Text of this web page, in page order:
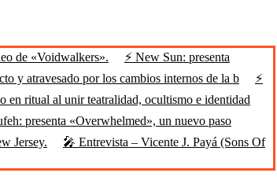
de «Voidwalkers».
⚡ New Sun: presenta
y atravesado por los cambios internos de la b
⚡
en ritual al unir teatralidad, ocultismo e identidad
presenta «Overwhelmed», un nuevo paso
Jersey.
🎤 Entrevista – Vicente J. Payá (Sons Of